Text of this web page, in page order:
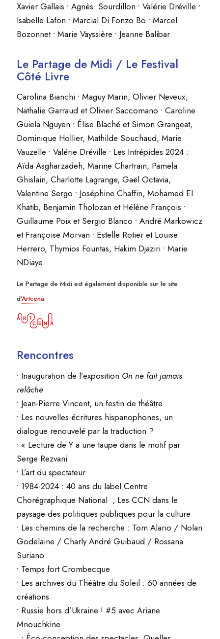
Xavier Gallais • Agnès Sourdillon • Valérie Dréville •
Isabelle Lafon • Marcial Di Fonzo Bo • Marcel
Bozonnet• Marie Vayssière • Jeanne Balibar
Le Partage de Midi / Le Festival
Côté Livre
Carolina Bianchi • Maguy Marin, Olivier Neveux,
Nathalie Garraud et Olivier Saccomano • Caroline
Guiela Nguyen • Élise Blaché et Simon Grangeat,
Dominique Hollier, Mathilde Souchaud, Marie
Vauzelle • Valérie Dréville • Les Intrépides 2024 :
Aïda Asgharzadeh, Marine Chartrain, Pamela
Ghislain, Charlotte Lagrange, Gaël Octavia,
Valentine Sergo • Joséphine Chaffin, Mohamed El
Khatib, Benjamin Tholozan et Hélène François •
Guillaume Poix et Sergio Blanco • André Markowicz
et Françoise Morvan • Estelle Rotier et Louise
Herrero, Thymios Fountas, Hakim Djaziri • Marie
NDiaye
Le Partage de Midi est également disponible sur le site
d’Artcena
Rencontres
• Inauguration de l’exposition On ne fait jamais
relâche
• Jean-Pierre Vincent, un festin de théâtre
• Les nouvelles écritures hispanophones, un
dialogue renouvelé par la traduction ?
• « Lecture de Y a une taupe dans le motif par
Serge Rezvani
• L’art du spectateur
• 1984-2024 : 40 ans du label Centre
Chorégraphique National , Les CCN dans le
paysage des politiques publiques pour la culture
• Les chemins de la recherche : Tom Alario / Nolan
Godelaine / Charly André Guibaud / Rossana
Suriano
• Temps fort Crombecque
• Les archives du Théâtre du Soleil : 60 années de
créations
• Russie hors d’Ukraine ! #5 avec Ariane
Mnouchkine